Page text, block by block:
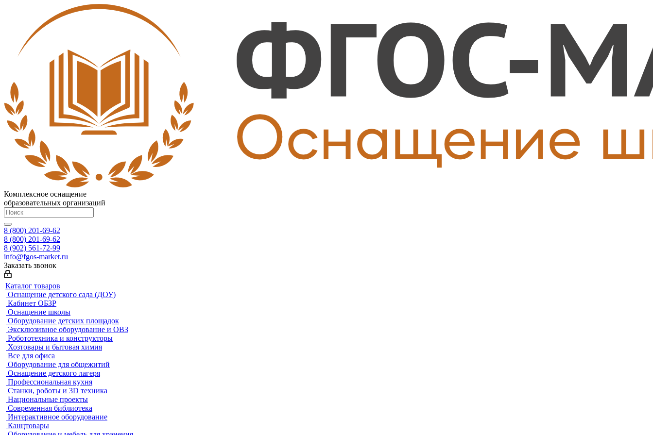
Комплексное оснащение
образовательных организаций
8 (800) 201-69-62
8 (800) 201-69-62
8 (902) 561-72-99
info@fgos-market.ru
Заказать звонок
Каталог товаров
Оснащение детского сада (ДОУ)
Кабинет ОБЗР
Оснащение школы
Оборудование детских площадок
Эксклюзивное оборудование и ОВЗ
Робототехника и конструкторы
Хозтовары и бытовая химия
Все для офиса
Оборудование для общежитий
Оснащение детского лагеря
Профессиональная кухня
Станки, роботы и 3D техника
Национальные проекты
Современная библиотека
Интерактивное оборудование
Канцтовары